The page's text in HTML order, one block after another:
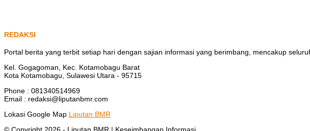
REDAKSI
Portal berita yang terbit setiap hari dengan sajian informasi yang berimbang, mencakup
Kel. Gogagoman, Kec. Kotamobagu Barat
Kota Kotamobagu, Sulawesi Utara - 95715
Phone : 081340514969
Email : redaksi@liputanbmr.com
Lokasi Google Map Liputan BMR